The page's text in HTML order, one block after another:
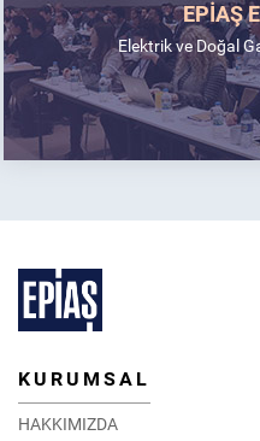
EPİAŞ
Elektrik ve Doğal
KURUMSAL
HAKKIMIZDA